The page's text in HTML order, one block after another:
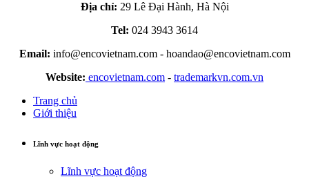
Địa chỉ: 29 Lê Đại Hành, Hà Nội
Tel: 024 3943 3614
Email: info@encovietnam.com- hoandao@encovietnam.com
Website: encovietnam.com - trademarkvn.com.vn
Trang chủ
Giới thiệu
Lĩnh vực hoạt động
Lĩnh vực hoạt động